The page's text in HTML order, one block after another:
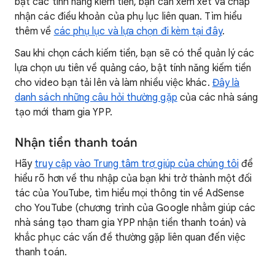
nhận các điều khoản của phụ lục liên quan. Tìm hiểu
thêm về các phụ lục và lựa chọn đi kèm tại đây.
Sau khi chọn cách kiếm tiền, bạn sẽ có thể quản lý các
lựa chọn ưu tiên về quảng cáo, bật tính năng kiếm tiền
cho video bạn tải lên và làm nhiều việc khác. Đây là
danh sách những câu hỏi thường gặp của các nhà sáng
tạo mới tham gia YPP.
Nhận tiền thanh toán
Hãy truy cập vào Trung tâm trợ giúp của chúng tôi để
hiểu rõ hơn về thu nhập của bạn khi trở thành một đối
tác của YouTube, tìm hiểu mọi thông tin về AdSense
cho YouTube (chương trình của Google nhằm giúp các
nhà sáng tạo tham gia YPP nhận tiền thanh toán) và
khắc phục các vấn đề thường gặp liên quan đến việc
thanh toán.